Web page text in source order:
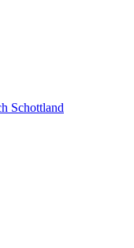
Schottland